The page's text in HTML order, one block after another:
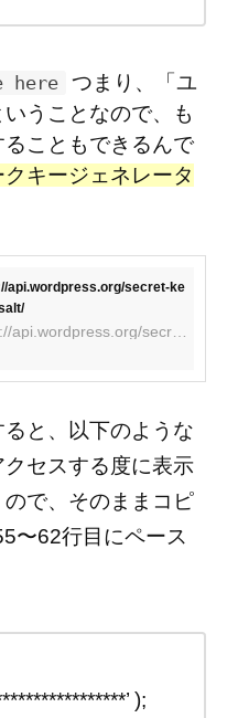
here
つまり、「ユ
うことなので、も
こともできるんで
キージェネレータ
api.wordpress.org/secret-ke
https://api.wordpress.org/secret-key/1.1/salt/
と、以下のような
セスする度に表示
で、そのままコピ
〜62行目にペース
);